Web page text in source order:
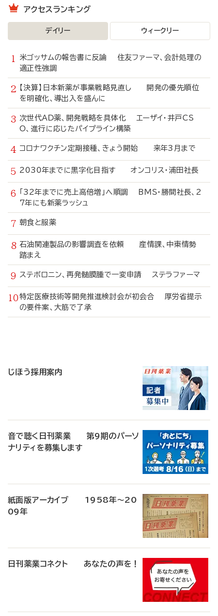
アクセスランキング
デイリー ウィークリー
米ゴッサムの報告書に反論 住友ファーマ、会計処理の
適正性強調
【決算】日本新薬が事業戦略見直し 開発の優先順位
を明確化、導出入を盛んに
次世代AD薬、開発戦略を具体化 エーザイ・井戸CS
O、進行に応じたパイプライン構築
コロナワクチン定期接種、きょう開始 来年3月まで
2030年までに黒字化目指す オンコリス・浦田社長
「32年までに売上高倍増」へ順調 BMS・勝間社長、2
7年にも新薬ラッシュ
朝食と服薬
石油関連製品の影響調査を依頼 産情課、中東情勢
踏まえ
ステボロニン、再発髄膜腫で一変申請 ステラファーマ
特定医療技術等開発推進検討会が初会合 厚労省提示
の要件案、大筋で了承
じほう採用案内
音で聴く日刊薬業 第9期のパーソ
ナリティを募集します
紙面版アーカイブ 1958年～20
09年
日刊薬業コネクト あなたの声を！